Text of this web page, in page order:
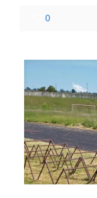
0